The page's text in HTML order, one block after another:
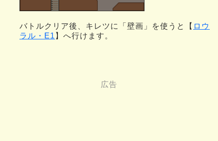
バトルクリア後、キレツに「壁画」を使うと【 ロウ
ラル・E1 】へ行けます。